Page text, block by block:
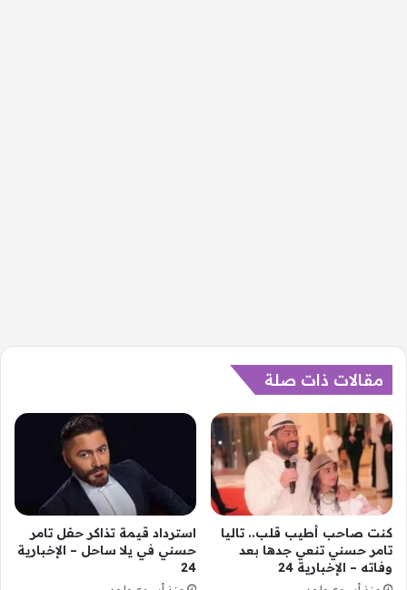
مقالات ذات صلة
كنت صاحب أطيب قلب.. تاليا
تامر حسني تنعي جدها بعد
وفاته – الإخبارية 24
استرداد قيمة تذاكر حفل تامر
حسني في يلا ساحل – الإخبارية
24